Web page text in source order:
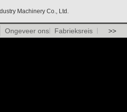
Machinery Co., Ltd.
Ongeveer ons Fabrieksreis >>